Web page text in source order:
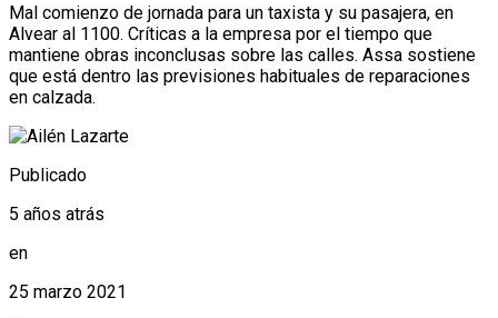
Mal comienzo de jornada para un taxista y su pasajera, en
Alvear al 1100. Críticas a la empresa por el tiempo que
mantiene obras inconclusas sobre las calles. Assa sostiene
que está dentro las previsiones habituales de reparaciones
en calzada.
Publicado
5 años atrás
en
25 marzo 2021